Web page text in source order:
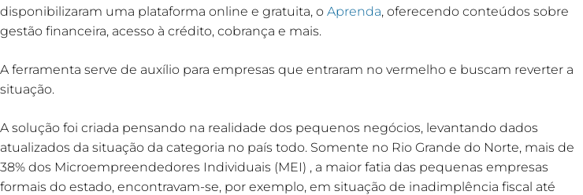
disponibilizaram uma plataforma online e gratuita, o Aprenda, oferecendo conteúdos sobre
gestão financeira, acesso à crédito, cobrança e mais.
A ferramenta serve de auxílio para empresas que entraram no vermelho e buscam reverter a
situação.
A solução foi criada pensando na realidade dos pequenos negócios, levantando dados
atualizados da situação da categoria no país todo. Somente no Rio Grande do Norte, mais de
38% dos Microempreendedores Individuais (MEI) , a maior fatia das pequenas empresas
formais do estado, encontravam-se, por exemplo, em situação de inadimplência fiscal até